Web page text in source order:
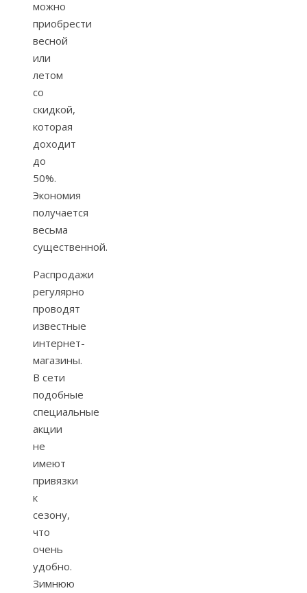
можно
приобрести
весной
или
летом
со
скидкой,
которая
доходит
до
50%.
Экономия
получается
весьма
существенной.
Распродажи
регулярно
проводят
известные
интернет-
магазины.
В сети
подобные
специальные
акции
не
имеют
привязки
к
сезону,
что
очень
удобно.
Зимнюю